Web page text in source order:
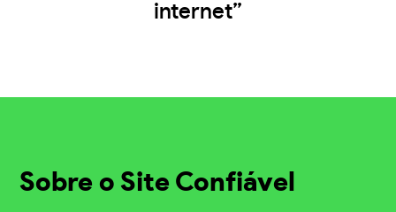
internet”
Sobre o Site Confiável